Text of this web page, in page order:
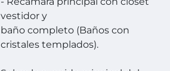
vestidor y
baño completo (Baños con
cristales templados).